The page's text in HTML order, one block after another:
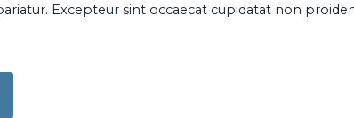
Excepteur sint occaecat cupidatat non